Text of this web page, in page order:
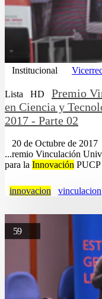
Institucional
Lista HD
Premio
en Ciencia y
2017 - Parte 02
20 de Octubre de 2017
...remio Vinculación
para la Innovación PUCP
innovacion vinculacion
59